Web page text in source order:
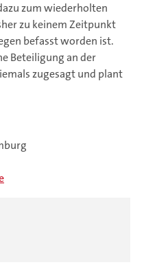
zum wiederholten
zu keinem Zeitpunkt
befasst worden ist.
Beteiligung an der
zugesagt und plant